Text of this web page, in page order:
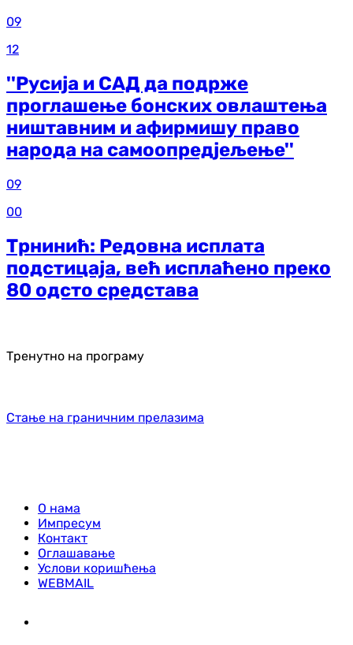
09
12
''Русија и САД да подрже
проглашење бонских овлаштења
ништавним и афирмишу право
народа на самоопредјељење''
09
00
Трнинић: Редовна исплата
подстицаја, већ исплаћено преко
80 одсто средстава
Тренутно на програму
Стање на граничним прелазима
О нама
Импресум
Контакт
Оглашавање
Услови коришћења
WEBMAIL